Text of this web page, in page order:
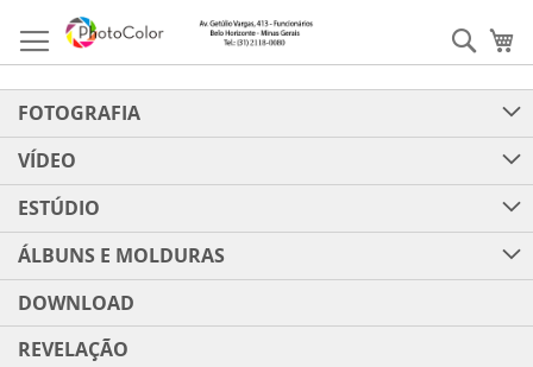
para
o
FOTOGRAFIA
VÍDEO
ESTÚDIO
ÁLBUNS E MOLDURAS
DOWNLOAD
REVELAÇÃO